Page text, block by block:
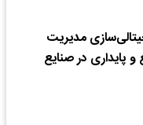
مدیریت
و پایداری در صنایع